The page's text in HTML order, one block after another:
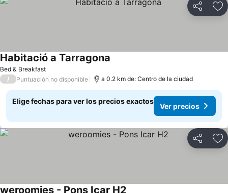
Compartir
Bed & Breakfast
Habitació a Tarragona
/ Puntuación no disponible a 0.2 km de: Centro de la ciudad
Elige fechas para ver los precios exactos
Ver precios
Compartir
weroomies - Pons Icar H2